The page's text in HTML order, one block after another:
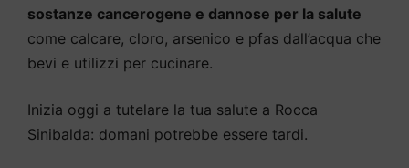
sostanze cancerogene e dannose per la salute
come calcare, cloro, arsenico e pfas dall’acqua che
bevi e utilizzi per cucinare.
Inizia oggi a tutelare la tua salute a Rocca
Sinibalda: domani potrebbe essere tardi.